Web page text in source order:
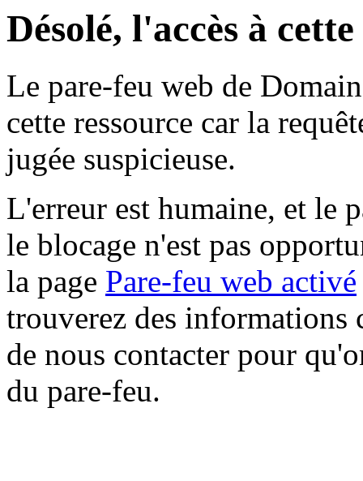
Désolé, l'accès à
Le pare-feu web de
cette ressource car la
jugée suspicieuse.
L'erreur est humaine, et le
le blocage n'est pas
la page Pare-feu web activé
trouverez des informations
de nous contacter pour
du pare-feu.